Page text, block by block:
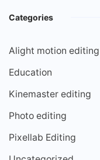
Categories
Alight motion editing
Education
Kinemaster editing
Photo editing
Pixellab Editing